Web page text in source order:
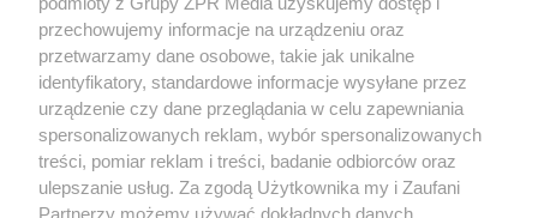
Produkty spożywcze zawierające
probiotyki
Żywności probiotycznej jest niewiele. W naszym
regionie do najbardziej popularnych produktów
spożywczych zawierających bakterie probiotyczne
przechowujemy informacje na urządzeniu oraz
przetwarzamy dane osobowe, takie jak unikalne
identyfikatory, standardowe informacje wysyłane przez
urządzenie czy dane przeglądania w celu zapewniania
spersonalizowanych reklam, wybór spersonalizowanych
treści, pomiar reklam i treści, badanie odbiorców oraz
ulepszanie usług. Za zgodą Użytkownika my i Zaufani
Partnerzy możemy używać dokładnych danych